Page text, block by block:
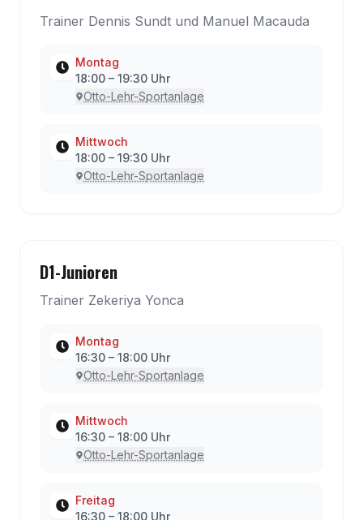
Trainer Dennis Sundt und Manuel Macauda
Montag
18:00 – 19:30 Uhr
Otto-Lehr-Sportanlage
Mittwoch
18:00 – 19:30 Uhr
Otto-Lehr-Sportanlage
D1-Junioren
Trainer Zekeriya Yonca
Montag
16:30 – 18:00 Uhr
Otto-Lehr-Sportanlage
Mittwoch
16:30 – 18:00 Uhr
Otto-Lehr-Sportanlage
Freitag
16:30 – 18:00 Uhr